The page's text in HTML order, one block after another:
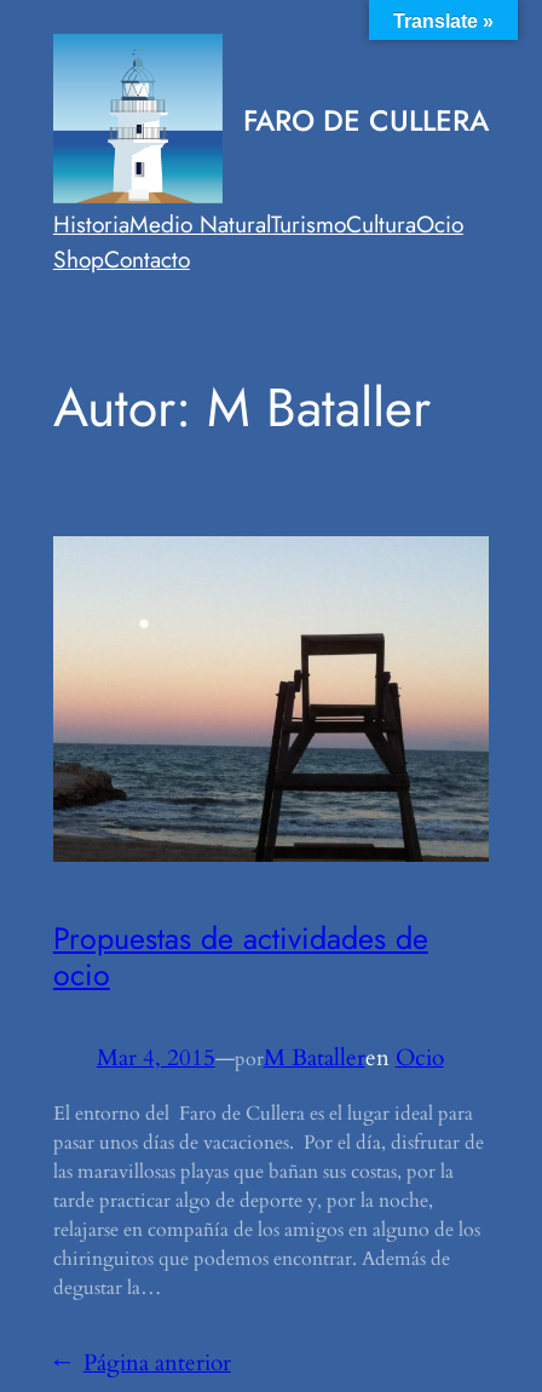
contenido
FARO DE CULLERA
HistoriaMedio NaturalTurismoCulturaOcio
ShopContacto
Autor: M Bataller
Propuestas de actividades de
ocio
Mar 4, 2015—porM Batalleren Ocio
El entorno del Faro de Cullera es el lugar ideal para
pasar unos días de vacaciones. Por el día, disfrutar de
las maravillosas playas que bañan sus costas, por la
tarde practicar algo de deporte y, por la noche,
relajarse en compañía de los amigos en alguno de los
chiringuitos que podemos encontrar. Además de
degustar la…
← Página anterior
Translate »